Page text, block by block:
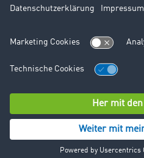
AGB
© TIMOCOM GmbH 2026.